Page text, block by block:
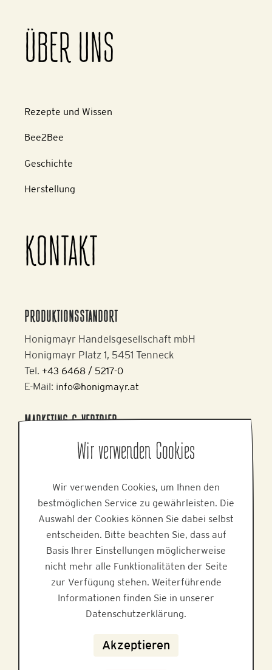
ÜBER UNS
Rezepte und Wissen
Bee2Bee
Geschichte
Herstellung
KONTAKT
PRODUKTIONSSTANDORT
Honigmayr Handelsgesellschaft mbH
Honigmayr Platz 1, 5451 Tenneck
Tel. +43 6468 / 5217-0
E-Mail: info@honigmayr.at
MARKETING & VERTRIEB
Alpine Brands GmbH & Co KG
Gmundner Staße 27, 4800 Attnang-Puchheim
E-Mail:office@alpinebrands.at
Web:www.alpinebrands.at
HILFE
Wir verwenden Cookies
Wir verwenden Cookies, um Ihnen den
bestmöglichen Service zu gewährleisten. Die
Auswahl der Cookies können Sie dabei selbst
entscheiden. Bitte beachten Sie, dass auf
Basis Ihrer Einstellungen möglicherweise
nicht mehr alle Funktionalitäten der Seite
zur Verfügung stehen. Weiterführende
Informationen finden Sie in unserer
Datenschutzerklärung.
Akzeptieren